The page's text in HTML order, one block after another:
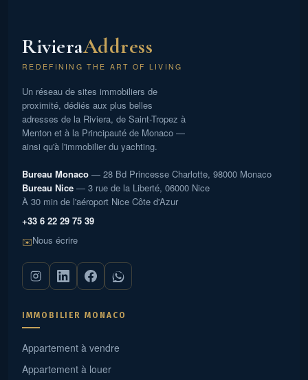
RivieraAddress
REDEFINING THE ART OF LIVING
Un réseau de sites immobiliers de
proximité, dédiés aux plus belles
adresses de la Riviera, de Saint-Tropez à
Menton et à la Principauté de Monaco —
ainsi qu'à l'immobilier du yachting.
Bureau Monaco — 28 Bd Princesse Charlotte, 98000 Monaco
Bureau Nice — 3 rue de la Liberté, 06000 Nice
À 30 min de l'aéroport Nice Côte d'Azur
+33 6 22 29 75 39
✉️Nous écrire
IMMOBILIER MONACO
Appartement à vendre
Appartement à louer